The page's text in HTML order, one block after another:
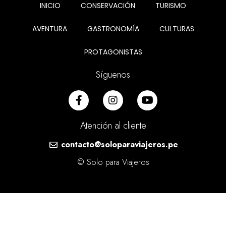
INICIO CONSERVACIÓN TURISMO
AVENTURA GASTRONOMÍA CULTURAS
PROTAGONISTAS
Síguenos
Atención al cliente
contacto@soloparaviajeros.pe
© Solo para Viajeros